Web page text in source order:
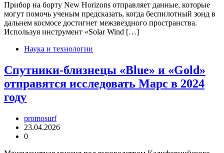
Прибор на борту New Horizons отправляет данные, которые
могут помочь ученым предсказать, когда беспилотный зонд в
дальнем космосе достигнет межзвездного пространства.
Используя инструмент «Solar Wind […]
Наука и технологии
Спутники-близнецы «Blue» и «Gold»
отправятся исследовать Марс в 2024
году
promosurf
23.04.2026
0